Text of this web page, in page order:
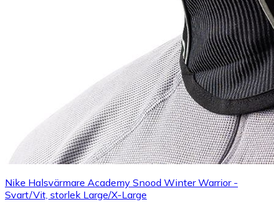
Nike Halsvärmare Academy Snood Winter Warrior -
Svart/Vit, storlek Large/X-Large